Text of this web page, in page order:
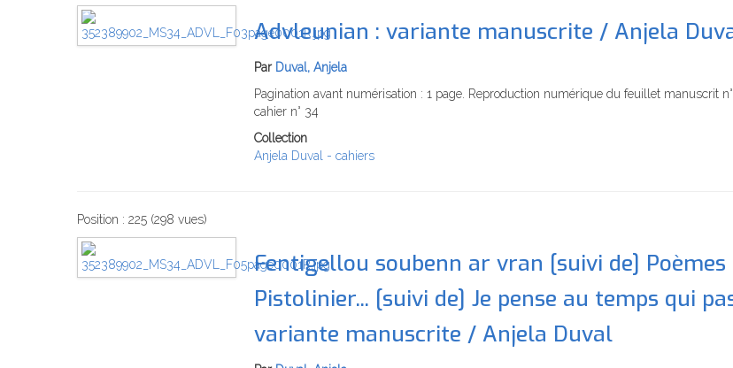
Advleunian : variante manuscrite / Anjela
Par Duval, Anjela
Pagination avant numérisation : 1 page. Reproduction numérique du feuillet manuscrit
cahier n° 34
Collection
Anjela Duval - cahiers
Position : 225 (298 vues)
Fentigellou soubenn ar vran [suivi de]
Pistolinier... [suivi de] Je pense au temps qui
variante manuscrite / Anjela Duval